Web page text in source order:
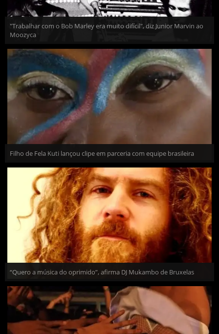
"Trabalhar com o Bob Marley era muito difícil", diz Junior Marvin ao
Moozyca
Filho de Fela Kuti lançou clipe em parceria com equipe brasileira
“Quero a música do oprimido”, afirma DJ Mukambo de Bruxelas